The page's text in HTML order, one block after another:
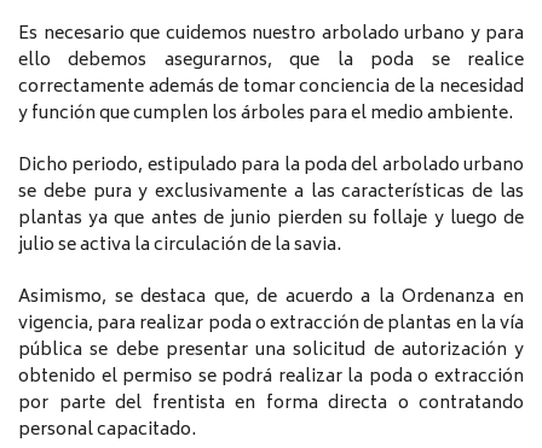
Es necesario que cuidemos nuestro arbolado urbano y para
ello debemos asegurarnos, que la poda se realice
correctamente además de tomar conciencia de la necesidad
y función que cumplen los árboles para el medio ambiente.
Dicho periodo, estipulado para la poda del arbolado urbano
se debe pura y exclusivamente a las características de las
plantas ya que antes de junio pierden su follaje y luego de
julio se activa la circulación de la savia.
Asimismo, se destaca que, de acuerdo a la Ordenanza en
vigencia, para realizar poda o extracción de plantas en la vía
pública se debe presentar una solicitud de autorización y
obtenido el permiso se podrá realizar la poda o extracción
por parte del frentista en forma directa o contratando
personal capacitado.